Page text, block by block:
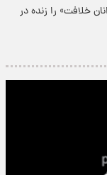
خلافت» را زنده در